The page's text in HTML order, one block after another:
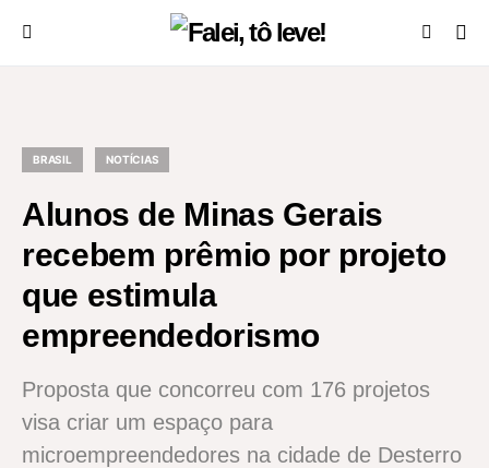
BRASIL NOTÍCIAS
Alunos de Minas Gerais
recebem prêmio por projeto
que estimula
empreendedorismo
Proposta que concorreu com 176 projetos
visa criar um espaço para
microempreendedores na cidade de Desterro